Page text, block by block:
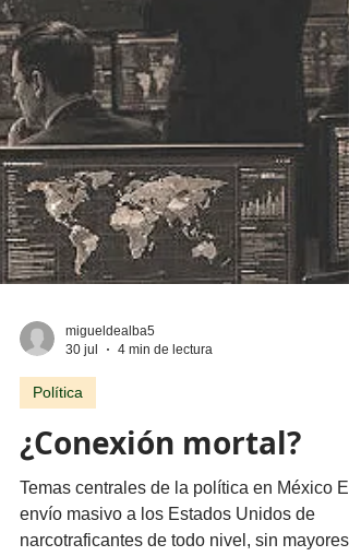
Plataforma País de Inversión para el
Desarrollo y la Acción Climática en México:
Contribución
migueldealba5